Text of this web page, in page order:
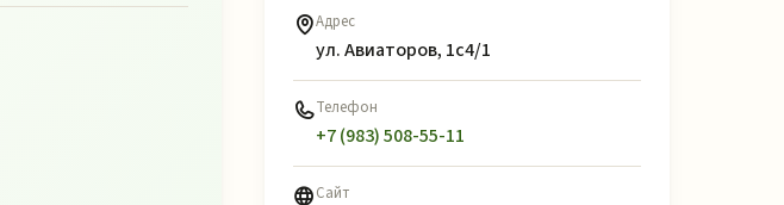
Адрес
ул. Авиаторов, 1с4/1
Телефон
+7 (983) 508-55-11
Сайт